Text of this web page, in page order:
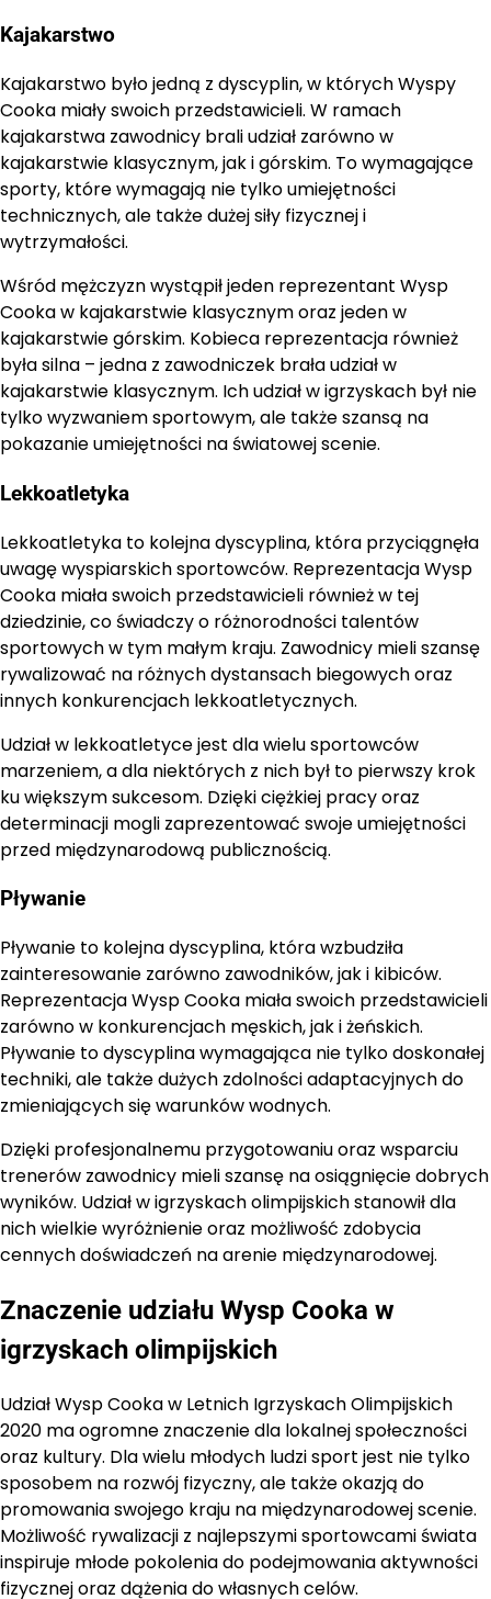
Kajakarstwo
Kajakarstwo było jedną z dyscyplin, w których Wyspy
Cooka miały swoich przedstawicieli. W ramach
kajakarstwa zawodnicy brali udział zarówno w
kajakarstwie klasycznym, jak i górskim. To wymagające
sporty, które wymagają nie tylko umiejętności
technicznych, ale także dużej siły fizycznej i
wytrzymałości.
Wśród mężczyzn wystąpił jeden reprezentant Wysp
Cooka w kajakarstwie klasycznym oraz jeden w
kajakarstwie górskim. Kobieca reprezentacja również
była silna – jedna z zawodniczek brała udział w
kajakarstwie klasycznym. Ich udział w igrzyskach był nie
tylko wyzwaniem sportowym, ale także szansą na
pokazanie umiejętności na światowej scenie.
Lekkoatletyka
Lekkoatletyka to kolejna dyscyplina, która przyciągnęła
uwagę wyspiarskich sportowców. Reprezentacja Wysp
Cooka miała swoich przedstawicieli również w tej
dziedzinie, co świadczy o różnorodności talentów
sportowych w tym małym kraju. Zawodnicy mieli szansę
rywalizować na różnych dystansach biegowych oraz
innych konkurencjach lekkoatletycznych.
Udział w lekkoatletyce jest dla wielu sportowców
marzeniem, a dla niektórych z nich był to pierwszy krok
ku większym sukcesom. Dzięki ciężkiej pracy oraz
determinacji mogli zaprezentować swoje umiejętności
przed międzynarodową publicznością.
Pływanie
Pływanie to kolejna dyscyplina, która wzbudziła
zainteresowanie zarówno zawodników, jak i kibiców.
Reprezentacja Wysp Cooka miała swoich przedstawicieli
zarówno w konkurencjach męskich, jak i żeńskich.
Pływanie to dyscyplina wymagająca nie tylko doskonałej
techniki, ale także dużych zdolności adaptacyjnych do
zmieniających się warunków wodnych.
Dzięki profesjonalnemu przygotowaniu oraz wsparciu
trenerów zawodnicy mieli szansę na osiągnięcie dobrych
wyników. Udział w igrzyskach olimpijskich stanowił dla
nich wielkie wyróżnienie oraz możliwość zdobycia
cennych doświadczeń na arenie międzynarodowej.
Znaczenie udziału Wysp Cooka w
igrzyskach olimpijskich
Udział Wysp Cooka w Letnich Igrzyskach Olimpijskich
2020 ma ogromne znaczenie dla lokalnej społeczności
oraz kultury. Dla wielu młodych ludzi sport jest nie tylko
sposobem na rozwój fizyczny, ale także okazją do
promowania swojego kraju na międzynarodowej scenie.
Możliwość rywalizacji z najlepszymi sportowcami świata
inspiruje młode pokolenia do podejmowania aktywności
fizycznej oraz dążenia do własnych celów.